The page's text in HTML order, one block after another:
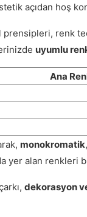
açıdan hoş
prensipleri, renk
uyumlu
Ana
monokromatik,
yer alan
dekorasyon